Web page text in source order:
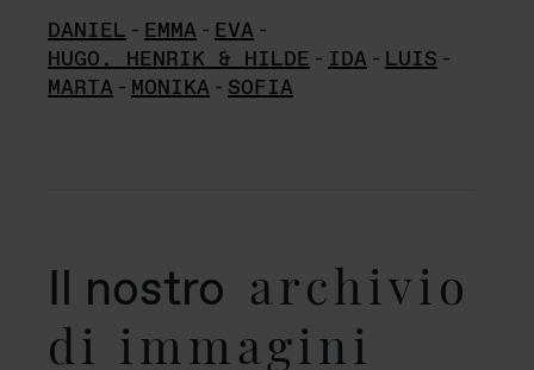
DANIEL - EMMA - EVA -
HUGO, HENRIK & HILDE - IDA - LUIS -
MARTA - MONIKA - SOFIA
Il nostro archivio
di immagini